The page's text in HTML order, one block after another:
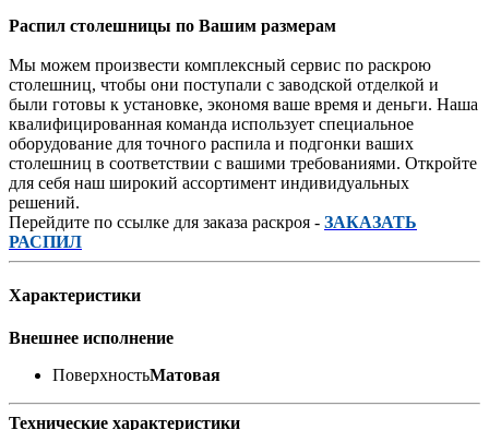
Распил столешницы по Вашим размерам
Мы можем произвести комплексный сервис по раскрою
столешниц, чтобы они поступали с заводской отделкой и
были готовы к установке, экономя ваше время и деньги. Наша
квалифицированная команда использует специальное
оборудование для точного распила и подгонки ваших
столешниц в соответствии с вашими требованиями. Откройте
для себя наш широкий ассортимент индивидуальных
решений.
Перейдите по ссылке для заказа раскроя - ЗАКАЗАТЬ
РАСПИЛ
Характеристики
Внешнее исполнение
ПоверхностьМатовая
Технические характеристики